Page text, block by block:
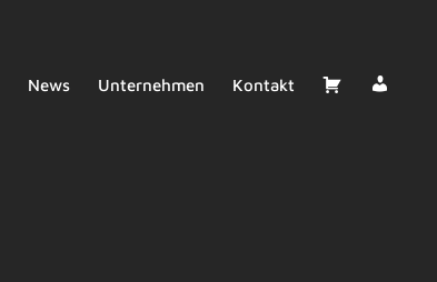
News Unternehmen Kontakt Cart